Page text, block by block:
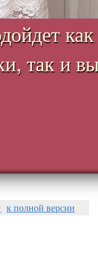
как
так и
к полной версии